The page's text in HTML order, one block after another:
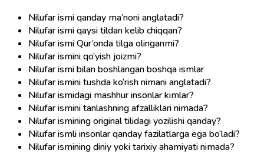
Nilufar ismi qanday ma’noni anglatadi?
Nilufar ismi qaysi tildan kelib chiqqan?
Nilufar ismi Qur’onda tilga olinganmi?
Nilufar ismini qo‘yish joizmi?
Nilufar ismi bilan boshlangan boshqa ismlar
Nilufar ismini tushda ko‘rish nimani anglatadi?
Nilufar ismidagi mashhur insonlar kimlar?
Nilufar ismini tanlashning afzalliklari nimada?
Nilufar ismining original tilidagi yozilishi qanday?
Nilufar ismli insonlar qanday fazilatlarga ega bo‘ladi?
Nilufar ismining diniy yoki tarixiy ahamiyati nimada?